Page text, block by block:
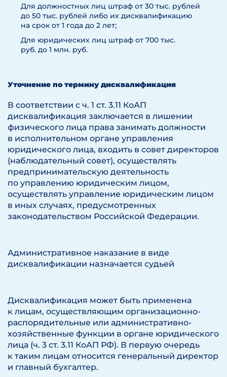
Для должностных лиц штраф от 30 тыс. рублей
до 50 тыс. рублей либо их дисквалификацию
на срок от 1 года до 2 лет;
Для юридических лиц штраф от 700 тыс.
руб. до 1 млн. руб.
Уточнение по термину дисквалификация
В соответствии с ч. 1 ст. 3.11 КоАП
дисквалификация заключается в лишении
физического лица права занимать должности
в исполнительном органе управления
юридического лица, входить в совет директоров
(наблюдательный совет), осуществлять
предпринимательскую деятельность
по управлению юридическим лицом,
осуществлять управление юридическим лицом
в иных случаях, предусмотренных
законодательством Российской Федерации.
Административное наказание в виде
дисквалификации назначается судьей
Дисквалификация может быть применена
к лицам, осуществляющим организационно-
распорядительные или административно-
хозяйственные функции в органе юридического
лица (ч. 3 ст. 3.11 КоАП РФ). В первую очередь
к таким лицам относится генеральный директор
и главный бухгалтер.